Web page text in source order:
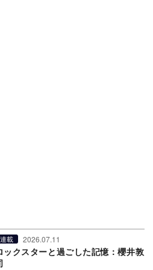
連載 2026.07.11
ックスターと過ごした記憶：櫻井敦